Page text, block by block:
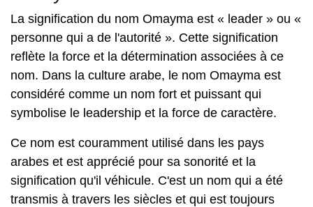
La signification du nom Omayma est « leader » ou «
personne qui a de l'autorité ». Cette signification
reflète la force et la détermination associées à ce
nom. Dans la culture arabe, le nom Omayma est
considéré comme un nom fort et puissant qui
symbolise le leadership et la force de caractère.
Ce nom est couramment utilisé dans les pays
arabes et est apprécié pour sa sonorité et la
signification qu'il véhicule. C'est un nom qui a été
transmis à travers les siècles et qui est toujours